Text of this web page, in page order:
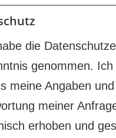
die
genommen.
meine Angaben
meiner
erhoben und